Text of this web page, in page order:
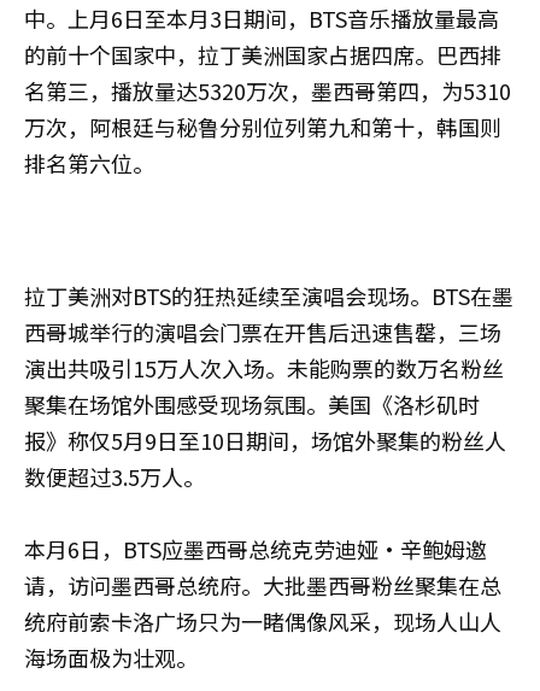
中。上月6日至本月3日期间，BTS音乐播放量最高
的前十个国家中，拉丁美洲国家占据四席。巴西排
名第三，播放量达5320万次，墨西哥第四，为5310
万次，阿根廷与秘鲁分别位列第九和第十，韩国则
排名第六位。
拉丁美洲对BTS的狂热延续至演唱会现场。BTS在墨
西哥城举行的演唱会门票在开售后迅速售罄，三场
演出共吸引15万人次入场。未能购票的数万名粉丝
聚集在场馆外围感受现场氛围。美国《洛杉矶时
报》称仅5月9日至10日期间，场馆外聚集的粉丝人
数便超过3.5万人。
本月6日，BTS应墨西哥总统克劳迪娅·辛鲍姆邀
请，访问墨西哥总统府。大批墨西哥粉丝聚集在总
统府前索卡洛广场只为一睹偶像风采，现场人山人
海场面极为壮观。